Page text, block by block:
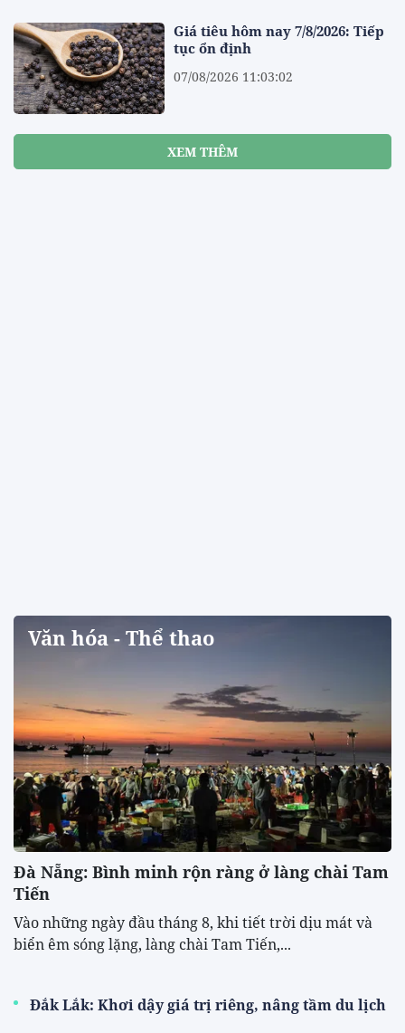
Giá tiêu hôm nay 7/8/2026: Tiếp
tục ổn định
07/08/2026 11:03:02
XEM THÊM
Văn hóa - Thể thao
Đà Nẵng: Bình minh rộn ràng ở làng chài Tam
Tiến
Vào những ngày đầu tháng 8, khi tiết trời dịu mát và
biển êm sóng lặng, làng chài Tam Tiến,...
Đắk Lắk: Khơi dậy giá trị riêng, nâng tầm du lịch